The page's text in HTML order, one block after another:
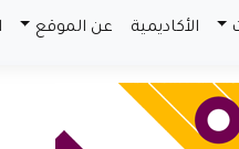
الأكاديمية عن الموقع